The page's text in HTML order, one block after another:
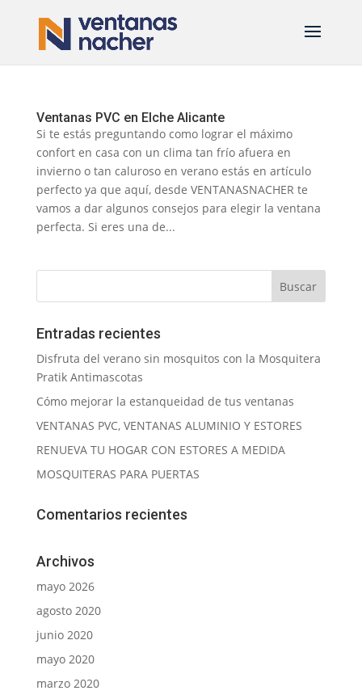
Ventanas PVC en Elche Alicante
Si te estás preguntando como lograr el máximo
confort en casa con un clima tan frío afuera en
invierno o tan caluroso en verano estás en artículo
perfecto ya que aquí, desde VENTANASNACHER te
vamos a dar algunos consejos para elegir la ventana
perfecta. Si eres una de...
Entradas recientes
Disfruta del verano sin mosquitos con la Mosquitera
Pratik Antimascotas
Cómo mejorar la estanqueidad de tus ventanas
VENTANAS PVC, VENTANAS ALUMINIO Y ESTORES
RENUEVA TU HOGAR CON ESTORES A MEDIDA
MOSQUITERAS PARA PUERTAS
Comentarios recientes
Archivos
mayo 2026
agosto 2020
junio 2020
mayo 2020
marzo 2020